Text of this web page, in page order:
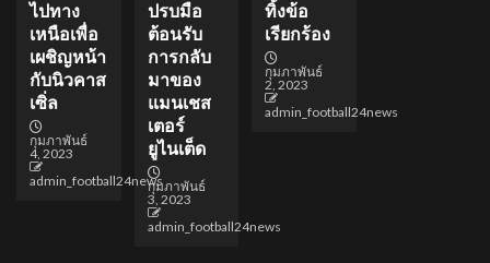
ไปทาง
เหนือเพื่อ
เผชิญหน้า
กับนิวคาส
เซิ่ล
กุมภาพันธ์
4, 2023
admin_football24news
ปรบมือ
ต้อนรับ
การกลับ
มาของ
แมนเชส
เตอร์
ยูไนเต็ด
กุมภาพันธ์
3, 2023
admin_football24news
ทิ้งข้อ
เรียกร้อง
กุมภาพันธ์
2, 2023
admin_football24news